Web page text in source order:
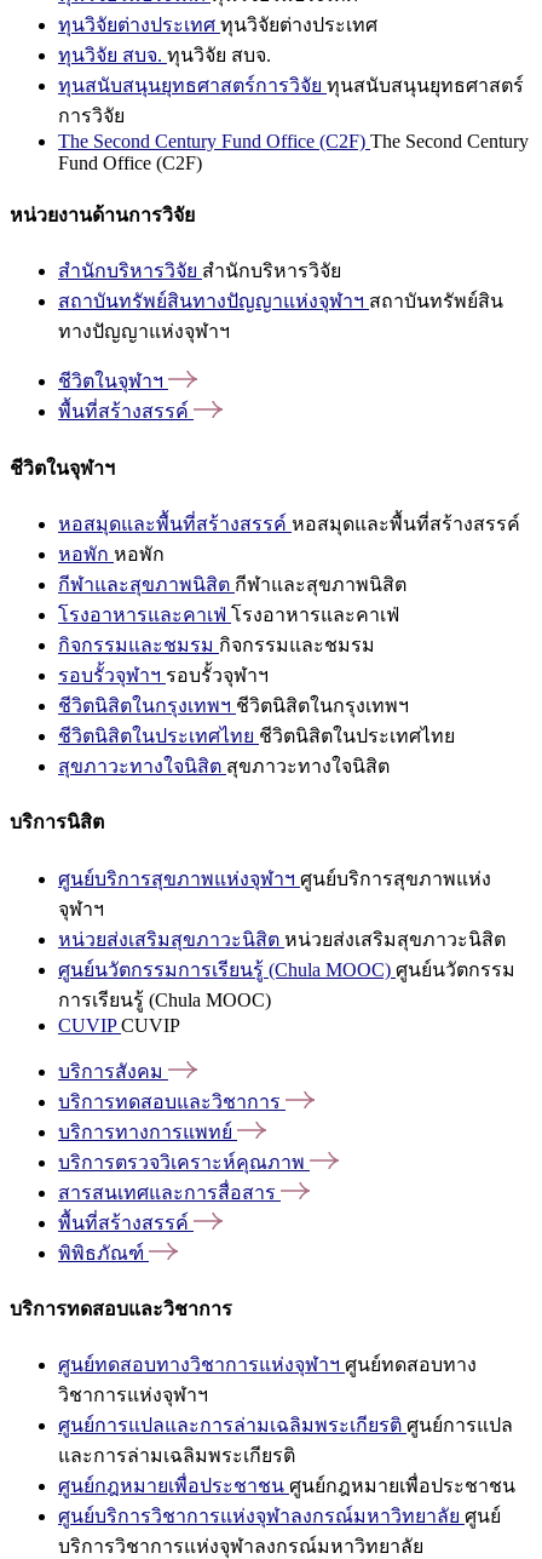
ทุนวิจัยต่างประเทศ ทุนวิจัยต่างประเทศ
ทุนวิจัย สบจ. ทุนวิจัย สบจ.
ทุนสนับสนุนยุทธศาสตร์การวิจัย ทุนสนับสนุนยุทธศาสตร์
การวิจัย
The Second Century Fund Office (C2F) The Second Century
Fund Office (C2F)
หน่วยงานด้านการวิจัย
สำนักบริหารวิจัย สำนักบริหารวิจัย
สถาบันทรัพย์สินทางปัญญาแห่งจุฬาฯ สถาบันทรัพย์สิน
ทางปัญญาแห่งจุฬาฯ
ชีวิตในจุฬาฯ
พื้นที่สร้างสรรค์
ชีวิตในจุฬาฯ
หอสมุดและพื้นที่สร้างสรรค์ หอสมุดและพื้นที่สร้างสรรค์
หอพัก หอพัก
กีฬาและสุขภาพนิสิต กีฬาและสุขภาพนิสิต
โรงอาหารและคาเฟ่ โรงอาหารและคาเฟ่
กิจกรรมและชมรม กิจกรรมและชมรม
รอบรั้วจุฬาฯ รอบรั้วจุฬาฯ
ชีวิตนิสิตในกรุงเทพฯ ชีวิตนิสิตในกรุงเทพฯ
ชีวิตนิสิตในประเทศไทย ชีวิตนิสิตในประเทศไทย
สุขภาวะทางใจนิสิต สุขภาวะทางใจนิสิต
บริการนิสิต
ศูนย์บริการสุขภาพแห่งจุฬาฯ ศูนย์บริการสุขภาพแห่ง
จุฬาฯ
หน่วยส่งเสริมสุขภาวะนิสิต หน่วยส่งเสริมสุขภาวะนิสิต
ศูนย์นวัตกรรมการเรียนรู้ (Chula MOOC) ศูนย์นวัตกรรม
การเรียนรู้ (Chula MOOC)
CUVIPCUVIP
บริการสังคม
บริการทดสอบและวิชาการ
บริการทางการแพทย์
บริการตรวจวิเคราะห์คุณภาพ
สารสนเทศและการสื่อสาร
พื้นที่สร้างสรรค์
พิพิธภัณฑ์
บริการทดสอบและวิชาการ
ศูนย์ทดสอบทางวิชาการแห่งจุฬาฯ ศูนย์ทดสอบทาง
วิชาการแห่งจุฬาฯ
ศูนย์การแปลและการล่ามเฉลิมพระเกียรติ ศูนย์การแปล
และการล่ามเฉลิมพระเกียรติ
ศูนย์กฎหมายเพื่อประชาชน ศูนย์กฎหมายเพื่อประชาชน
ศูนย์บริการวิชาการแห่งจุฬาลงกรณ์มหาวิทยาลัย ศูนย์
บริการวิชาการแห่งจุฬาลงกรณ์มหาวิทยาลัย